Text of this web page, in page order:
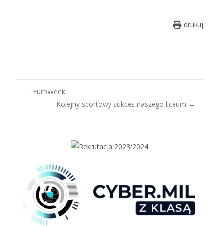
drukuj
Post
← EuroWeek
Kolejny sportowy sukces naszego liceum →